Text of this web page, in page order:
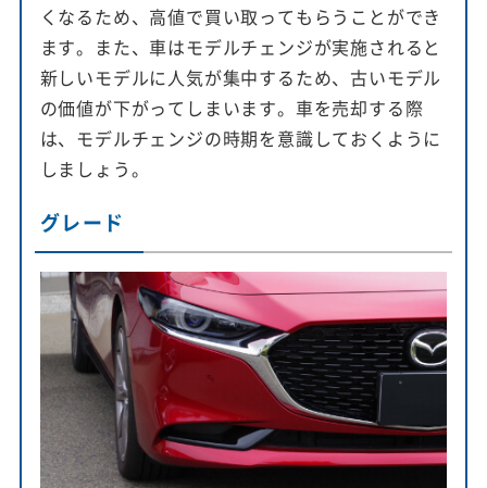
くなるため、高値で買い取ってもらうことができ
ます。また、車はモデルチェンジが実施されると
新しいモデルに人気が集中するため、古いモデル
の価値が下がってしまいます。車を売却する際
は、モデルチェンジの時期を意識しておくように
しましょう。
グレード